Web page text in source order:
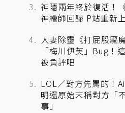
神隱兩年終於復活！
神繪師回歸 P站重新
人妻除靈《打屁股驅
「梅川伊芙」Bug！
被負評吧
LOL／對方先罵的！
明還原始末稱對方「
事」